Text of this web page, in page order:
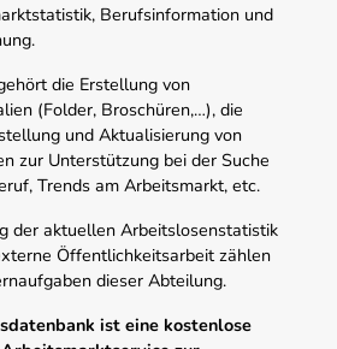
Berufsinformation und
die Erstellung von
(Folder, Broschüren,…), die
und Aktualisierung von
zur Unterstützung bei der Suche
Trends am Arbeitsmarkt, etc.
der aktuellen Arbeitslosenstatistik
Öffentlichkeitsarbeit zählen
dieser Abteilung.
ist eine kostenlose